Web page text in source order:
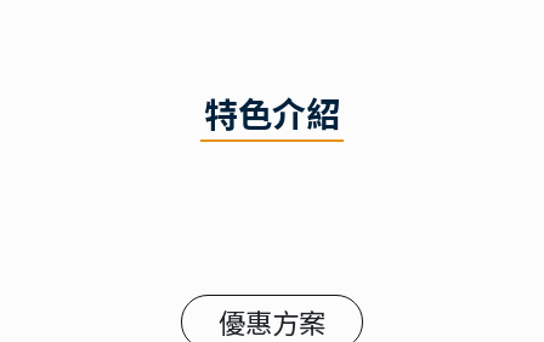
特色介紹
優惠方案